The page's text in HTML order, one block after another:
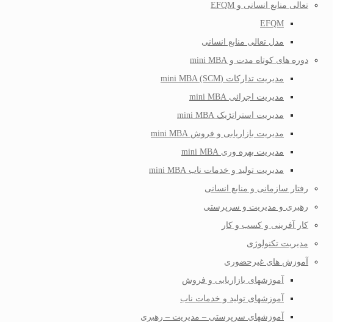
تعالی منابع انسانی و EFQM
EFQM
مدل تعالی منابع انسانی
دوره های کوتاه مدت و mini MBA
مدیریت تدارکات (mini MBA (SCM
مدیریت اجرائی mini MBA
مدیریت استراتژیک mini MBA
مدیریت بازاریابی و فروش mini MBA
مدیریت بهره وری mini MBA
مدیریت تولید و خدمات ناب mini MBA
رفتار سازمانی و منابع انسانی
رهبری و مدیریت و سرپرستی
کار آفرینی و کسب و کار
مدیریت تکنولوژی
آموزش های غیرحضوری
آموزشهای بازاریابی و فروش
آموزشهای تولید و خدمات ناب
آموزشهای سرپرستی – مدیریت – رهبری